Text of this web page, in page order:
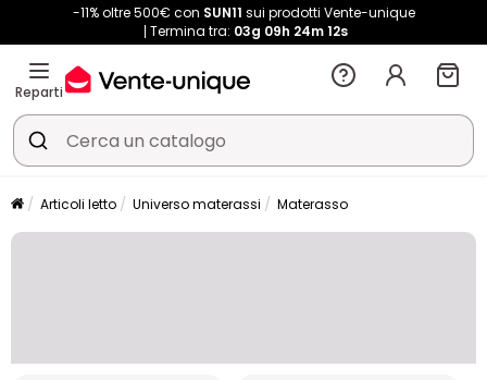
-11% oltre 500€ con SUN11 sui prodotti Vente-unique
Termina tra: 03g 09h 24m 12s
Reparti
Articoli letto Universo materassi Materasso